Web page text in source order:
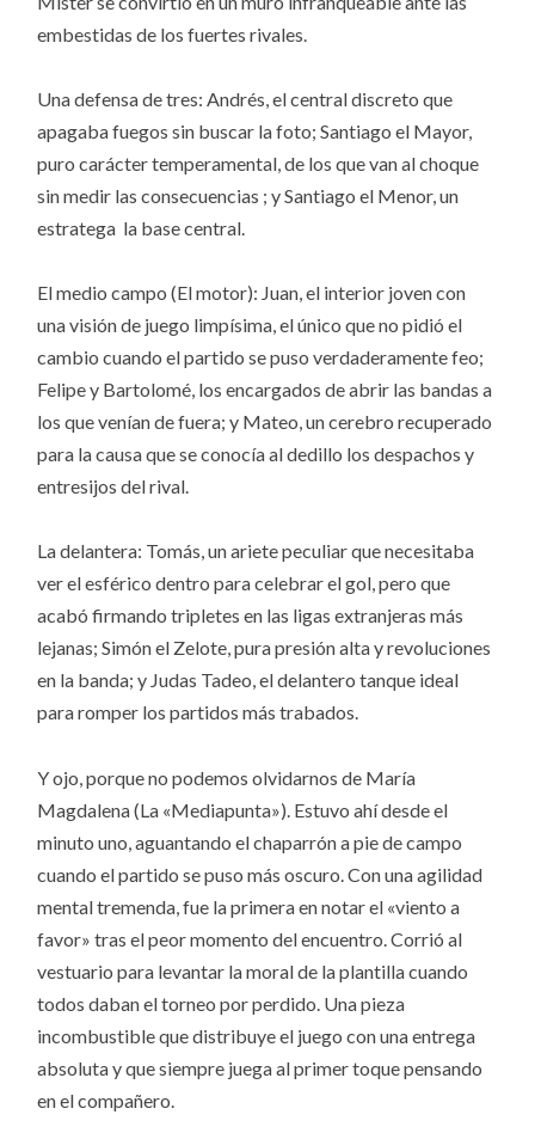
embestidas de los fuertes rivales.
Una defensa de tres: Andrés, el central discreto que
apagaba fuegos sin buscar la foto; Santiago el Mayor,
puro carácter temperamental, de los que van al choque
sin medir las consecuencias ; y Santiago el Menor, un
estratega la base central.
El medio campo (El motor): Juan, el interior joven con
una visión de juego limpísima, el único que no pidió el
cambio cuando el partido se puso verdaderamente feo;
Felipe y Bartolomé, los encargados de abrir las bandas a
los que venían de fuera; y Mateo, un cerebro recuperado
para la causa que se conocía al dedillo los despachos y
entresijos del rival.
La delantera: Tomás, un ariete peculiar que necesitaba
ver el esférico dentro para celebrar el gol, pero que
acabó firmando tripletes en las ligas extranjeras más
lejanas; Simón el Zelote, pura presión alta y revoluciones
en la banda; y Judas Tadeo, el delantero tanque ideal
para romper los partidos más trabados.
Y ojo, porque no podemos olvidarnos de María
Magdalena (La «Mediapunta»). Estuvo ahí desde el
minuto uno, aguantando el chaparrón a pie de campo
cuando el partido se puso más oscuro. Con una agilidad
mental tremenda, fue la primera en notar el «viento a
favor» tras el peor momento del encuentro. Corrió al
vestuario para levantar la moral de la plantilla cuando
todos daban el torneo por perdido. Una pieza
incombustible que distribuye el juego con una entrega
absoluta y que siempre juega al primer toque pensando
en el compañero.